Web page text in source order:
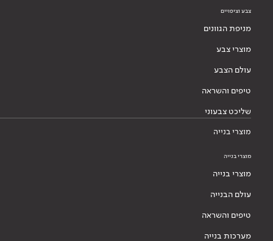
צבע וציפויים
מניפת הגוונים
מוצרי צבע
עולם הצבע
טיפים והשראה
שליכט צבעוני
מוצרי בנייה
מוצרי בנייה
מוצרי בנייה
עולם הבנייה
טיפים והשראה
מערכות בנייה